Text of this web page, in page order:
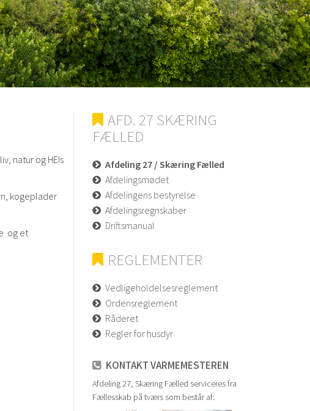
natur og HEIs
kogeplader
og et
AFD. 27 SKÆRING
FÆLLED
Afdeling 27 / Skæring Fælled
Afdelingsmødet
Afdelingens bestyrelse
Afdelingsregnskaber
Driftsmanual
REGLEMENTER
Vedligeholdelsesreglement
Ordensreglement
Råderet
Regler for husdyr
KONTAKT VARMEMESTEREN
Afdeling 27, Skæring Fælled serviceres fra
Fællesskab på tværs som består af: